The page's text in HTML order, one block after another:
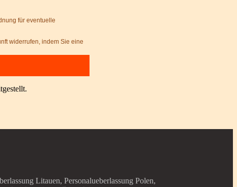
für eventuelle
widerrufen, indem Sie eine
Litauen, Personalueberlassung Polen,